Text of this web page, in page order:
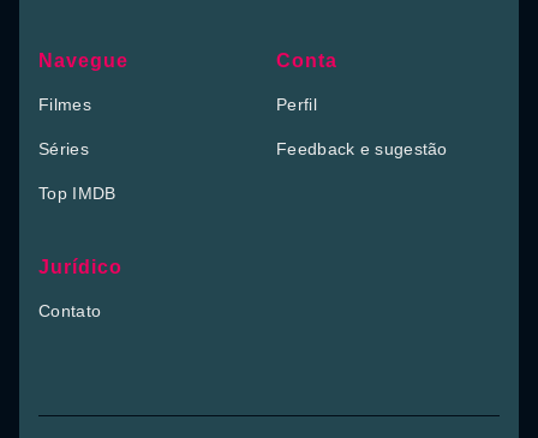
Navegue
Filmes
Séries
Top IMDB
Conta
Perfil
Feedback e sugestão
Jurídico
Contato